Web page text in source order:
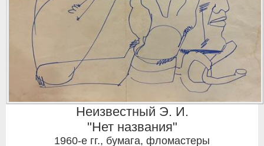
Неизвестный Э. И.
"Нет названия"
1960-е гг., бумага, фломастеры